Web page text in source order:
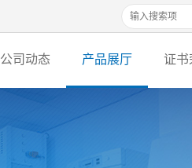
公司动态 产品展厅 证书